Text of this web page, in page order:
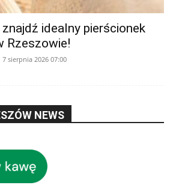
idealny pierścionek
Rzeszowie!
7 sierpnia 2026 07:00
NEWS